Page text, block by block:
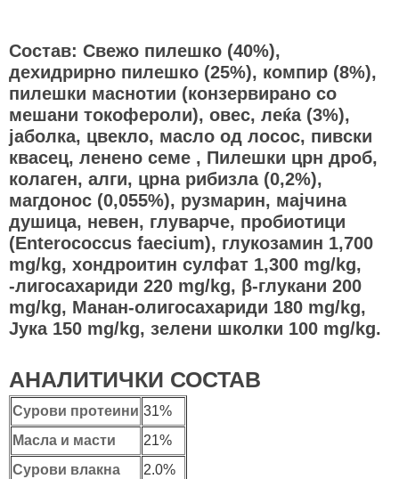
Состав: Свежо пилешко (40%),
дехидрирно пилешко (25%), компир (8%),
пилешки маснотии (конзервирано со
мешани токофероли), овес, леќа (3%),
јаболка, цвекло, масло од лосос, пивски
квасец, ленено семе , Пилешки црн дроб,
колаген, алги, црна рибизла (0,2%),
магдонос (0,055%), рузмарин, мајчина
душица, невен, глуварче, пробиотици
(Enterococcus faecium), глукозамин 1,700
mg/kg, хондроитин сулфат 1,300 mg/kg,
-лигосахариди 220 mg/kg, β-глукани 200
mg/kg, Манан-олигосахариди 180 mg/kg,
Јука 150 mg/kg, зелени школки 100 mg/kg.
АНАЛИТИЧКИ СОСТАВ
Сурови протеини 31%
Масла и масти
21%
Сурови влакна
2.0%